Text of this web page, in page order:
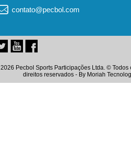
contato@pecbol.com
2026 Pecbol Sports Participações Ltda. © Todos
direitos reservados - By Moriah